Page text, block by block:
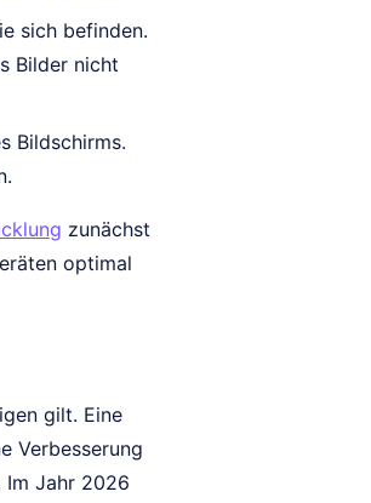
sich befinden.
Bilder nicht
Bildschirms.
zunächst
optimal
gilt. Eine
Verbesserung
Im Jahr 2026